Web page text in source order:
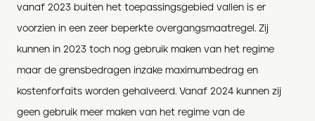
vanaf 2023 buiten het toepassingsgebied vallen is er
voorzien in een zeer beperkte overgangsmaatregel. Zij
kunnen in 2023 toch nog gebruik maken van het regime
maar de grensbedragen inzake maximumbedrag en
kostenforfaits worden gehalveerd. Vanaf 2024 kunnen zij
geen gebruik meer maken van het regime van de